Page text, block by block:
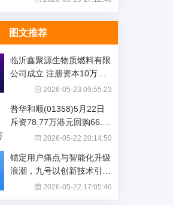
图文推荐
临沂鑫聚源生物质燃料有限
公司成立 注册资本10万人
2026-05-23 09:55:23
普华和顺(01358)5月22日
斥资78.77万港元回购66.8
万股|每日看点2026-05-22 20:14:50
锚定用户痛点与智能化升级
浪潮，九号以创新技术引领
两轮产业进阶_当前热议
2026-05-22 17:05:46